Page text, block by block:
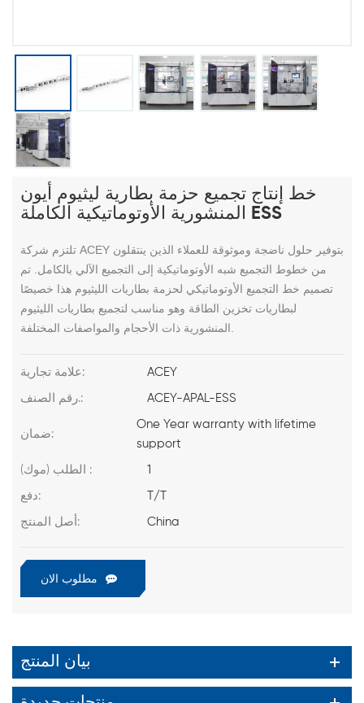
خط إنتاج تجميع حزمة بطارية ليثيوم أيون
المنشورية الأوتوماتيكية الكاملة ESS
تلتزم شركة ACEY بتوفير حلول ناضجة وموثوقة للعملاء الذين ينتقلون
من خطوط التجميع شبه الأوتوماتيكية إلى التجميع الآلي بالكامل. تم
تصميم خط التجميع الأوتوماتيكي لحزمة بطاريات الليثيوم هذا خصيصًا
لبطاريات تخزين الطاقة وهو مناسب لتجميع بطاريات الليثيوم
علامة تجارية: ACEY
رقم الصنف.: ACEY-APAL-ESS
ضمان:
One Year warranty with lifetime
support
الطلب (موك) : 1
دفع: T/T
أصل المنتج: China
مطلوب الان
بيان المنتج